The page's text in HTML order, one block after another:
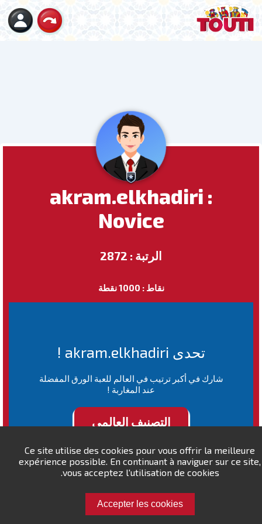
Ce site utilise des cookies pour vous offrir la meilleure
expérience possible. En continuant à naviguer sur ce site,
vous acceptez l'utilisation de cookies.
Accepter les cookies
akram.elkhadiri :
Novice
الرتبة : 2872
نقاط : 1000 نقطة
تحدى akram.elkhadiri !
شارك في أكبر ترتيب في العالم للعبة الورق المفضلة
عند المغاربة !
التصنيف العالمي